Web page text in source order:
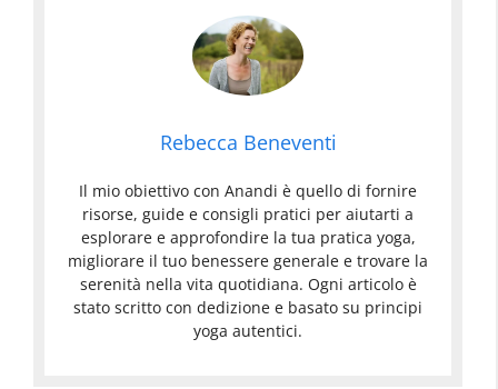
Rebecca Beneventi
Il mio obiettivo con Anandi è quello di fornire
risorse, guide e consigli pratici per aiutarti a
esplorare e approfondire la tua pratica yoga,
migliorare il tuo benessere generale e trovare la
serenità nella vita quotidiana. Ogni articolo è
stato scritto con dedizione e basato su principi
yoga autentici.